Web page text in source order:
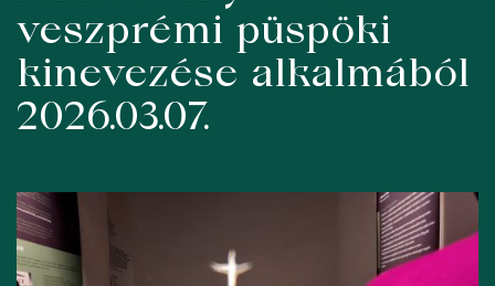
veszprémi püspöki
kinevezése alkalmából
2026.03.07.